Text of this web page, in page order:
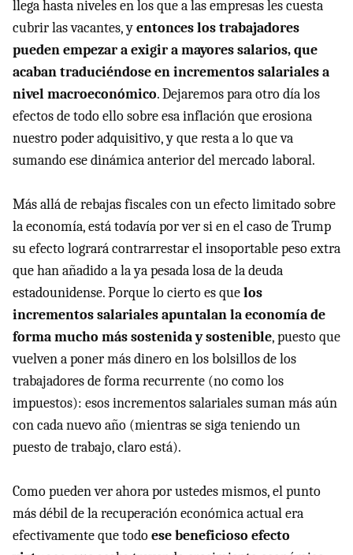
llega hasta niveles en los que a las empresas les cuesta
cubrir las vacantes, yentonces los trabajadores
pueden empezar a exigir a mayores salarios, que
acaban traduciéndose en incrementos salariales a
nivel macroeconómico. Dejaremos para otro día los
efectos de todo ello sobre esa inflación que erosiona
nuestro poder adquisitivo, y que resta a lo que va
sumando ese dinámica anterior del mercado laboral.
Más allá de rebajas fiscales con un efecto limitado sobre
la economía, está todavía por ver si en el caso de Trump
su efecto logrará contrarrestar el insoportable peso extra
que han añadido a la ya pesada losa de la deuda
estadounidense. Porque lo cierto es quelos
incrementos salariales apuntalan la economía de
forma mucho más sostenida y sostenible, puesto que
vuelven a poner más dinero en los bolsillos de los
trabajadores de forma recurrente (no como los
impuestos): esos incrementos salariales suman más aún
con cada nuevo año (mientras se siga teniendo un
puesto de trabajo, claro está).
Como pueden ver ahora por ustedes mismos, el punto
más débil de la recuperación económica actual era
efectivamente que todoese beneficioso efecto